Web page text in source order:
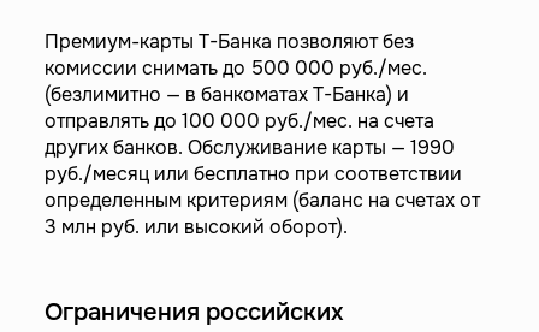
Премиум-карты Т-Банка позволяют без
комиссии снимать до 500 000 руб./мес.
(безлимитно — в банкоматах Т-Банка) и
отправлять до 100 000 руб./мес. на счета
других банков. Обслуживание карты — 1990
руб./месяц или бесплатно при соответствии
определенным критериям (баланс на счетах от
3 млн руб. или высокий оборот).
Ограничения российских